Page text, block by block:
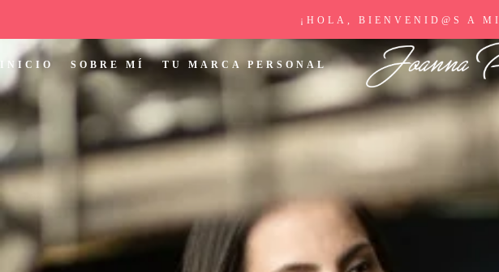
¡HOLA, BIENVENID@S A
INICIO SOBRE MÍ TU MARCA PERSONAL